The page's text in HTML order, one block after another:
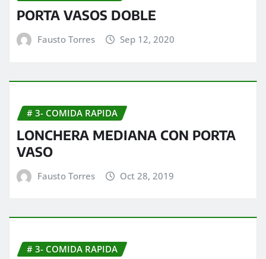
PORTA VASOS DOBLE
Fausto Torres Sep 12, 2020
# 3- COMIDA RAPIDA
LONCHERA MEDIANA CON PORTA
VASO
Fausto Torres Oct 28, 2019
# 3- COMIDA RAPIDA